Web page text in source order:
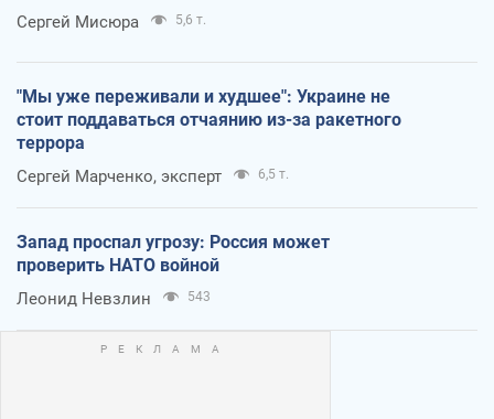
Сергей Мисюра 5,6 т.
"Мы уже переживали и худшее": Украине не
стоит поддаваться отчаянию из-за ракетного
террора
Сергей Марченко, эксперт 6,5 т.
Запад проспал угрозу: Россия может
проверить НАТО войной
Леонид Невзлин 543